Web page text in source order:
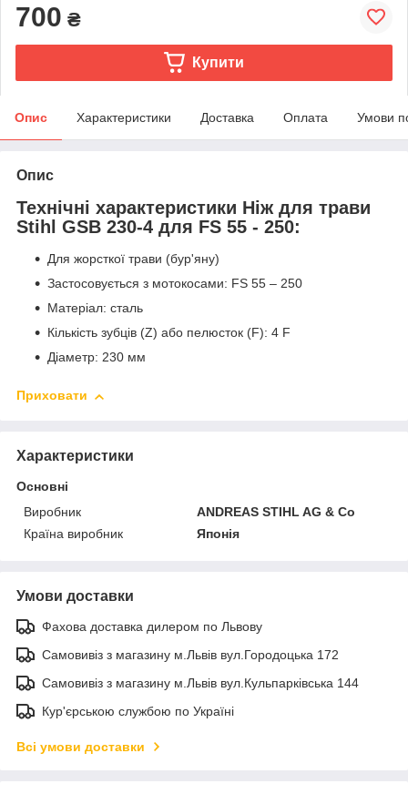
700 ₴
Купити
Опис Характеристики Доставка Оплата Умови
Опис
Технічні характеристики Ніж для трави
Stihl GSB 230-4 для FS 55 - 250:
Для жорсткої трави (бур'яну)
Застосовується з мотокосами: FS 55 – 250
Матеріал: сталь
Кількість зубців (Z) або пелюсток (F): 4 F
Діаметр: 230 мм
Приховати
Характеристики
Основні
Виробник
ANDREAS STIHL AG & Co
Країна виробник
Японія
Умови доставки
Фахова доставка дилером по Львову
Самовивіз з магазину м.Львів вул.Городоцька 172
Самовивіз з магазину м.Львів вул.Кульпарківська 144
Кур'єрською службою по Україні
Всі умови доставки